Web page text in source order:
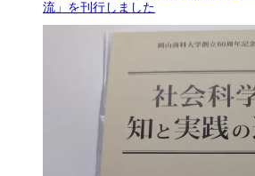
流」を刊行しました